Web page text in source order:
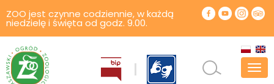
ZOO jest czynne codziennie, w każdą
niedzielę i święta od godz. 9.00.